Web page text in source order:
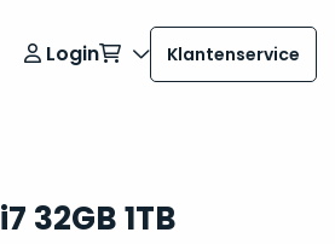
Login Klantenservice
32GB 1TB